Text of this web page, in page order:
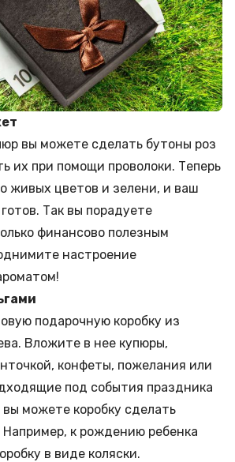
вы можете сделать бутоны роз
их при помощи проволоки. Теперь
живых цветов и зелени, и ваш
Так вы порадуете
финансово полезным
настроение
подарочную коробку из
Вложите в нее купюры,
конфеты, пожелания или
под события праздника
можете коробку сделать
Например, к рождению ребенка
в виде коляски.